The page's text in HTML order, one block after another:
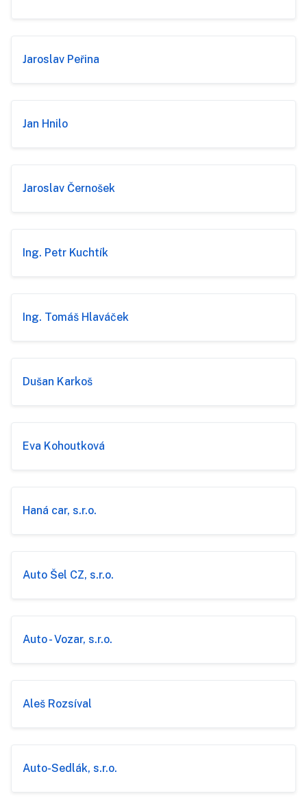
Jaroslav Peřina
Jan Hnilo
Jaroslav Černošek
Ing. Petr Kuchtík
Ing. Tomáš Hlaváček
Dušan Karkoš
Eva Kohoutková
Haná car, s.r.o.
Auto Šel CZ, s.r.o.
Auto - Vozar, s.r.o.
Aleš Rozsíval
Auto-Sedlák, s.r.o.